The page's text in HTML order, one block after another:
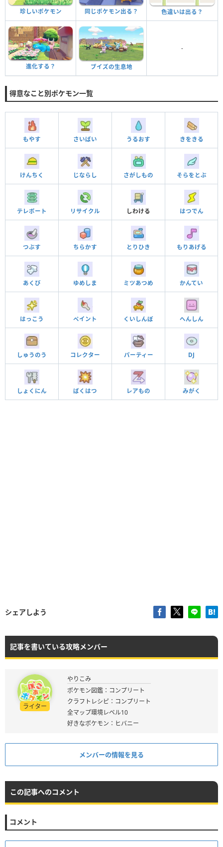
珍しいポケモン 同じポケモン出る？ 色違いは出る？
進化する？ ブイズの生息地
-
得意なこと別ポケモン一覧
もやす さいばい うるおす きをきる
けんちく じならし さがしもの そらをとぶ
テレポート リサイクル しわける はつでん
つぶす ちらかす とりひき もりあげる
あくび ゆめしま ミツあつめ かんてい
はっこう ペイント くいしんぼ へんしん
しゅうのう コレクター パーティー DJ
しょくにん ばくはつ レアもの みがく
シェアしよう
記事を書いている攻略メンバー
ライター
やりこみ
ポケモン図鑑：コンプリート
クラフトレシピ：コンプリート
全マップ環境レベル10
好きなポケモン：ヒバニー
メンバーの情報を見る
この記事へのコメント
コメント